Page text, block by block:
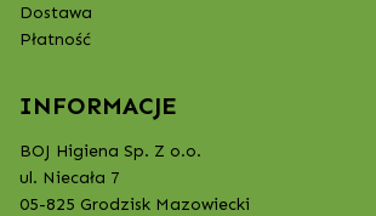
Dostawa
Płatność
INFORMACJE
BOJ Higiena Sp. Z o.o.
ul. Niecała 7
05-825 Grodzisk Mazowiecki